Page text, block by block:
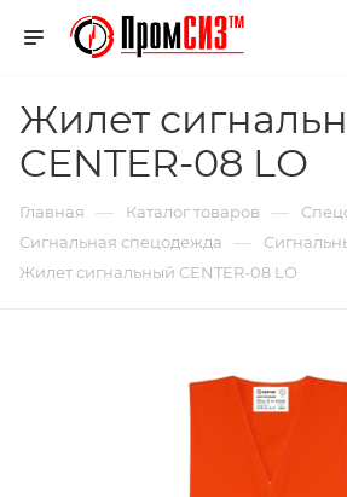
Жилет
CENTER-08 LО
Главная — Каталог товаров —
Сигнальная спецодежда —
Жилет сигнальный CENTER-08 LО